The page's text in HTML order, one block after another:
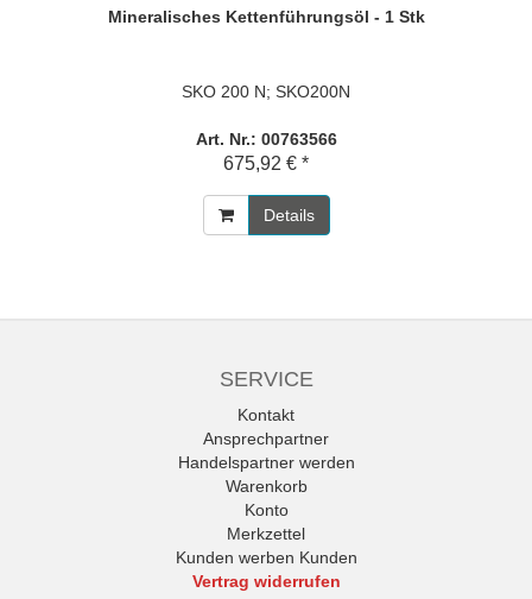
Mineralisches Kettenführungsöl - 1 Stk
SKO 200 N; SKO200N
Art. Nr.: 00763566
675,92 € *
Details
SERVICE
Kontakt
Ansprechpartner
Handelspartner werden
Warenkorb
Konto
Merkzettel
Kunden werben Kunden
Vertrag widerrufen